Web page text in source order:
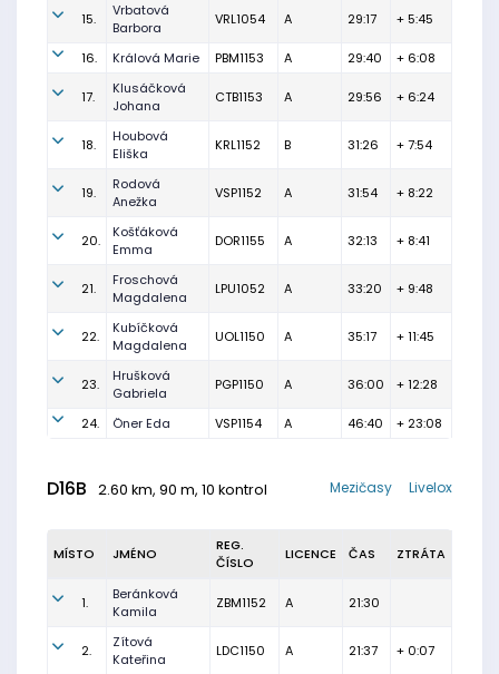
15.
Vrbatová
Barbora
VRL1054 A 29:17 + 5:45
16. Králová Marie PBM1153 A 29:40 + 6:08
17.
Klusáčková
Johana
CTB1153 A 29:56 + 6:24
18.
Houbová
Eliška
KRL1152 B 31:26 + 7:54
19.
Rodová
Anežka
VSP1152 A 31:54 + 8:22
20.
Košťáková
Emma
DOR1155 A 32:13 + 8:41
21.
Froschová
Magdalena
LPU1052 A 33:20 + 9:48
22.
Kubíčková
Magdalena
UOL1150 A 35:17 + 11:45
23.
Hrušková
Gabriela
PGP1150 A 36:00 + 12:28
24. Öner Eda VSP1154 A 46:40 + 23:08
D16B 2.60 km, 90 m, 10 kontrol Livelox
Mezičasy
MÍSTO JMÉNO
REG.
ČÍSLO
LICENCE ČAS ZTRÁTA
1.
Beránková
Kamila
ZBM1152 A 21:30
2.
Zítová
Kateřina
LDC1150 A 21:37 + 0:07